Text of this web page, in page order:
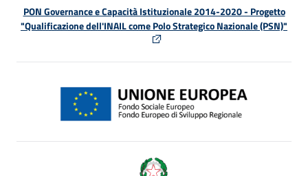
PON Governance e Capacità Istituzionale 2014-2020 - Progetto
"Qualificazione dell'INAIL come Polo Strategico Nazionale (PSN)"